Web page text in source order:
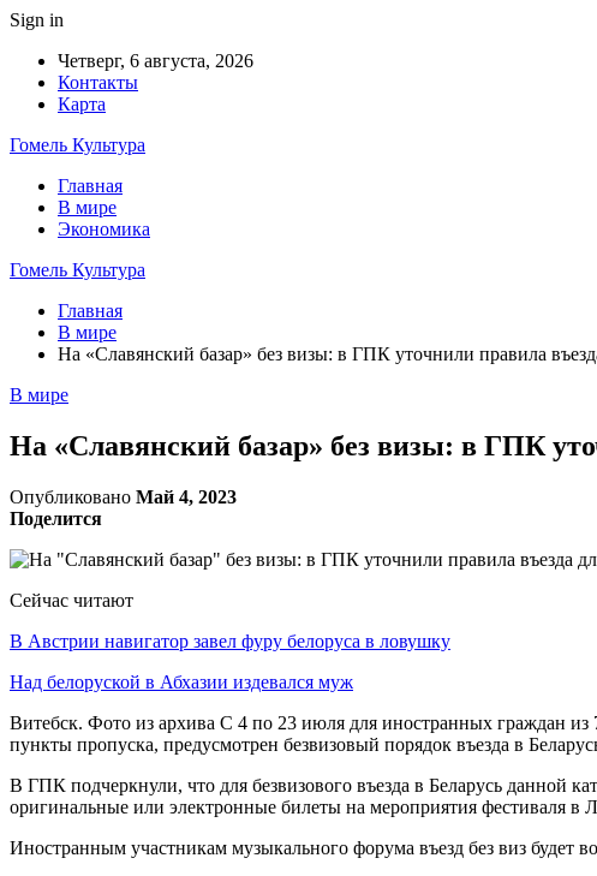
Sign in
Четверг, 6 августа, 2026
Контакты
Карта
Гомель Культура
Главная
В мире
Экономика
Гомель Культура
Главная
В мире
На «Славянский базар» без визы: в ГПК уточнили правила
В мире
На «Славянский базар» без визы: в ГПК
Опубликовано Май 4, 2023
Поделится
Сейчас читают
В Австрии навигатор завел фуру белоруса в ловушку
Над белоруской в Абхазии издевался муж
Витебск. Фото из архива С 4 по 23 июля для иностранных граждан
пункты пропуска, предусмотрен безвизовый порядок въезда в
В ГПК подчеркнули, что для безвизового въезда в Беларусь данной
оригинальные или электронные билеты на мероприятия фестиваля в
Иностранным участникам музыкального форума въезд без виз